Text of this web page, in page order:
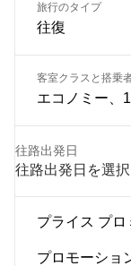
旅行のタイプ
往復
客室クラスと搭乗
エコノミー、
往路出発日
往路出発日を選択
プライス プロ
プロモーショ